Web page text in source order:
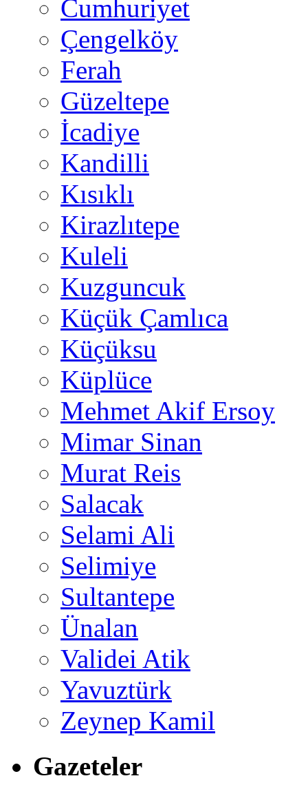
Cumhuriyet
Çengelköy
Ferah
Güzeltepe
İcadiye
Kandilli
Kısıklı
Kirazlıtepe
Kuleli
Kuzguncuk
Küçük Çamlıca
Küçüksu
Küplüce
Mehmet Akif Ersoy
Mimar Sinan
Murat Reis
Salacak
Selami Ali
Selimiye
Sultantepe
Ünalan
Validei Atik
Yavuztürk
Zeynep Kamil
Gazeteler